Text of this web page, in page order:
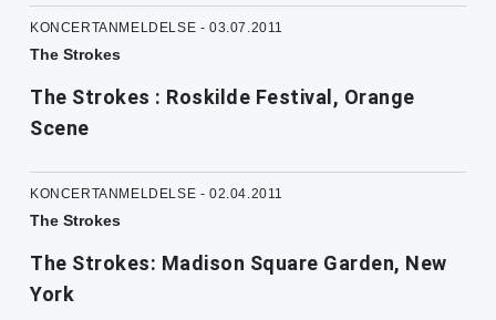
KONCERTANMELDELSE - 03.07.2011
The Strokes
The Strokes : Roskilde Festival, Orange
Scene
KONCERTANMELDELSE - 02.04.2011
The Strokes
The Strokes: Madison Square Garden, New
York